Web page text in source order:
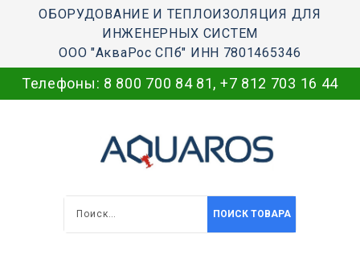
ОБОРУДОВАНИЕ И ТЕПЛОИЗОЛЯЦИЯ ДЛЯ
ИНЖЕНЕРНЫХ СИСТЕМ
ООО "АкваРос СПб" ИНН 7801465346
Телефоны: 8 800 700 84 81, +7 812 703 16 44
ПОИСК ТОВАРА